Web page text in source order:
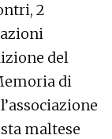
2
del
di
maltese